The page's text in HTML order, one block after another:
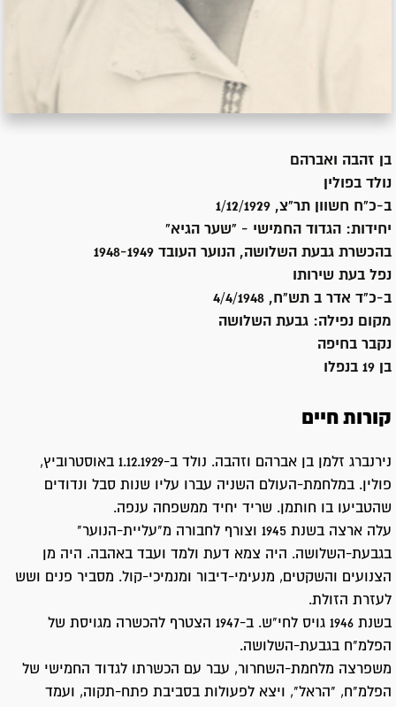
בן זהבה ואברהם
נולד בפולין
ב-כ"ח חשוון תר"צ, 1/12/1929
יחידות: הגדוד החמישי - "שער הגיא"
בהכשרת גבעת השלושה, הנוער העובד 1948-1949
נפל בעת שירותו
ב-כ"ד אדר ב תש"ח, 4/4/1948
מקום נפילה: גבעת השלושה
נקבר בחיפה
בן 19 בנפלו
קורות חיים
נירנברג זלמן בן אברהם וזהבה. נולד ב-1.12.1929 באוסטרוביץ,
פולין. במלחמת-העולם השניה עברו עליו שנות סבל ונדודים
שהטביעו בו חותמן. שריד יחיד ממשפחה ענפה.
עלה ארצה בשנת 1945 וצורף לחבורה מ"עליית-הנוער"
בגבעת-השלושה. היה צמא דעת ולמד ועבד באהבה. היה מן
הצנועים והשקטים, מנעימי-דיבור ומנמיכי-קול. מסביר פנים ושש
לעזרת הזולת.
בשנת 1946 גויס לחי"ש. ב-1947 הצטרף להכשרה מגויסת של
הפלמ"ח בגבעת-השלושה.
משפרצה מלחמת-השחרור, עבר עם הכשרתו לגדוד החמישי של
הפלמ"ח, "הראל", ויצא לפעולות בסביבת פתח-תקוה, ועמד